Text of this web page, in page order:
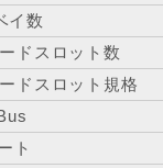
イ数
ドスロット数
ドスロット規格
ト